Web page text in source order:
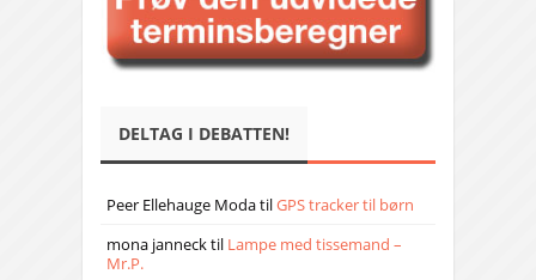
DELTAG I DEBATTEN!
Peer Ellehauge ModatilGPS tracker til børn
mona jannecktil Lampe med tissemand –
Mr.P.